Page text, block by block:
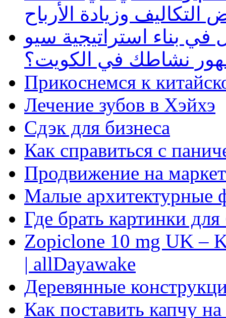
وزيادة الأرباح
بناء استراتيجية سيو
نشاطك في الكويت؟
Прикоснемся к
Лечение зубов в Хэйхэ
Сдэк для бизнеса
Как справиться с
Продвижение на
Малые архитектурные
Где брать картинки
Zopiclone 10 mg UK –
| allDayawake
Деревянные
Как поставить капчу